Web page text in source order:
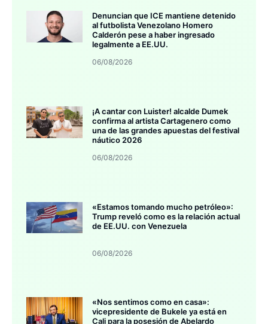
Denuncian que ICE mantiene detenido
al futbolista Venezolano Homero
Calderón pese a haber ingresado
legalmente a EE.UU.
06/08/2026
¡A cantar con Luister! alcalde Dumek
confirma al artista Cartagenero como
una de las grandes apuestas del festival
náutico 2026
06/08/2026
«Estamos tomando mucho petróleo»:
Trump reveló como es la relación actual
de EE.UU. con Venezuela
06/08/2026
«Nos sentimos como en casa»:
vicepresidente de Bukele ya está en
Cali para la posesión de Abelardo